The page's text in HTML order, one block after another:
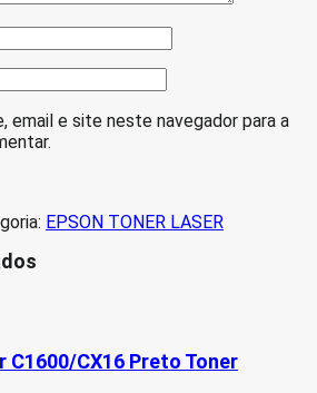
email e site neste navegador para a
EPSON TONER LASER
C1600/CX16 Preto Toner